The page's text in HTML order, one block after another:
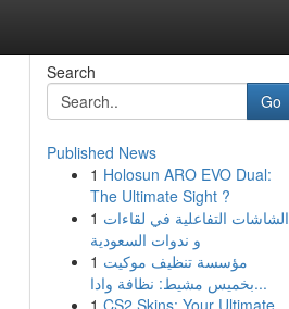
Search
Go
Published News
1 Holosun ARO EVO Dual:
The Ultimate Sight ?
1 الشاشات التفاعلية في لقاءات
و ندوات السعودية
1 مؤسسة تنظيف موكيت
بخميس مشيط: نظافة وادا...
1 CS2 Skins: Your Ultimate